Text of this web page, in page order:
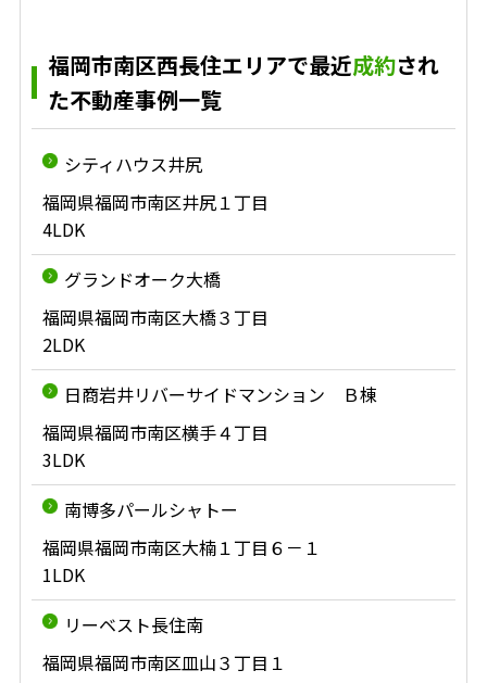
福岡市南区西長住エリアで最近成約され
た不動産事例一覧
シティハウス井尻
福岡県福岡市南区井尻１丁目
4LDK
グランドオーク大橋
福岡県福岡市南区大橋３丁目
2LDK
日商岩井リバーサイドマンション Ｂ棟
福岡県福岡市南区横手４丁目
3LDK
南博多パールシャトー
福岡県福岡市南区大楠１丁目６－１
1LDK
リーベスト長住南
福岡県福岡市南区皿山３丁目１